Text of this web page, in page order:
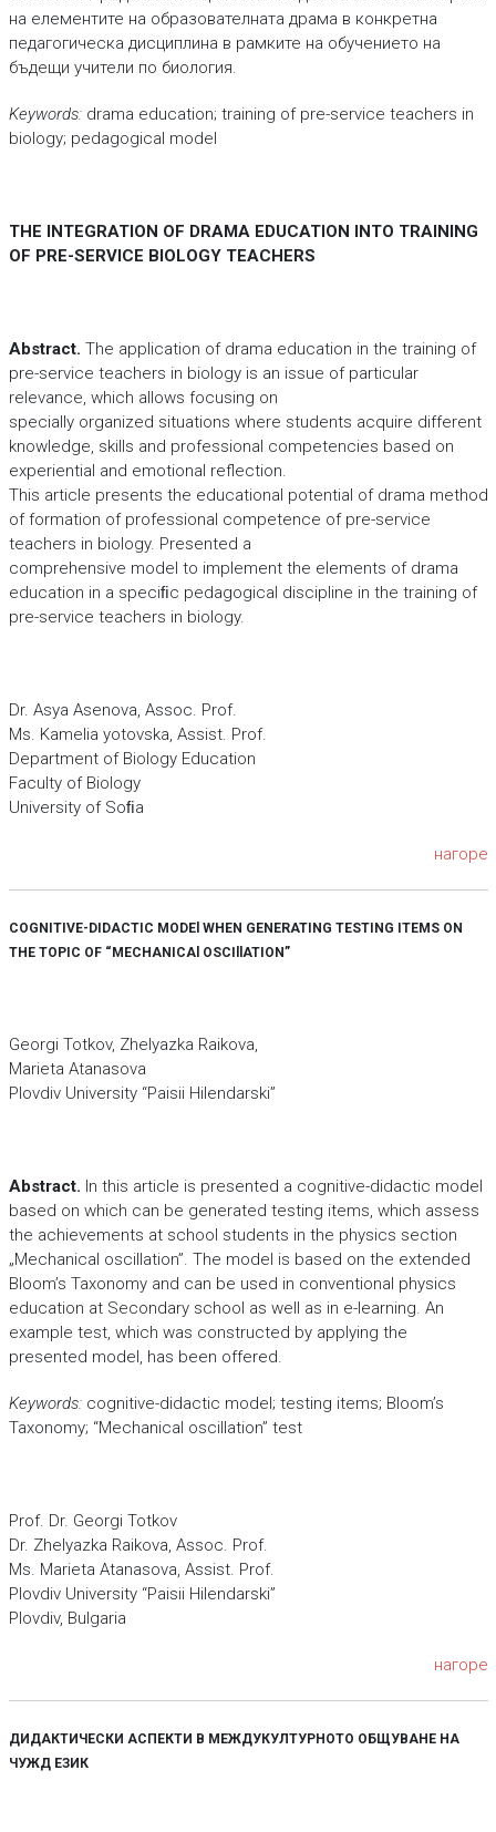
на елементите на образователната драма в конкретна
педагогическа дисциплина в рамките на обучението на
бъдещи учители по биология.
Keywords:drama education; training of pre-service teachers in
biology; pedagogical model
THE INTEGRATION OF DRAMA EDUCATION INTO TRAINING
OF PRE-SERVICE BIOLOGY TEACHERS
Abstract. The application of drama education in the training of
pre-service teachers in biology is an issue of particular
relevance, which allows focusing on
specially organized situations where students acquire different
knowledge, skills and professional competencies based on
experiential and emotional reflection.
This article presents the educational potential of drama method
of formation of professional competence of pre-service
teachers in biology. Presented a
comprehensive model to implement the elements of drama
education in a speciﬁc pedagogical discipline in the training of
pre-service teachers in biology.
Dr. Asya Asenova, Assoc. Prof.
Ms. Kamelia yotovska, Assist. Prof.
Department of Biology Education
Faculty of Biology
University of Soﬁa
нагоре
COGNITIVE-DIDACTIC MODEl WHEN GENERATING TESTING ITEMS ON
THE TOPIC OF “MECHANICAl OSCIllATION”
Georgi Totkov, Zhelyazka Raikova,
Marieta Atanasova
Plovdiv University “Paisii Hilendarski”
Abstract. In this article is presented a cognitive-didactic model
based on which can be generated testing items, which assess
the achievements at school students in the physics section
„Mechanical oscillation”. The model is based on the extended
Bloom’s Taxonomy and can be used in conventional physics
education at Secondary school as well as in e-learning. An
example test, which was constructed by applying the
presented model, has been offered.
Keywords:cognitive-didactic model; testing items; Bloom’s
Taxonomy; “Mechanical oscillation” test
Prof. Dr. Georgi Totkov
Dr. Zhelyazka Raikova, Assoc. Prof.
Ms. Marieta Atanasova, Assist. Prof.
Plovdiv University “Paisii Hilendarski”
Plovdiv, Bulgaria
нагоре
ДИДАКТИЧЕСКИ АСПЕКТИ В МЕЖДУКУЛТУРНОТО ОБЩУВАНЕ НА
ЧУЖД ЕЗИК